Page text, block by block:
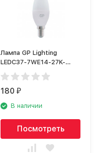
Лампа GP Lighting
LEDC37-7WE14-27K-
2CRB1
180₽
В наличии
Посмотреть